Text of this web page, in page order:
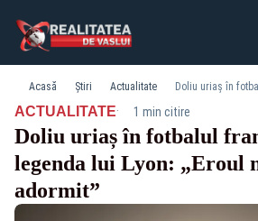
Acasă Știri Actualitate
ACTUALITATE· 1 min citire
Doliu uriaș în fotbalul
legenda lui Lyon: „Eroul
adormit”